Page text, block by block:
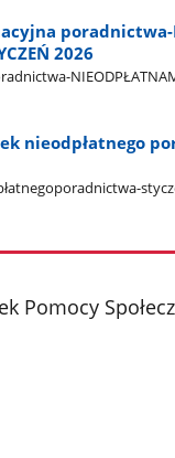
poradnictwa-
2026
nieodpłatnego
Pomocy